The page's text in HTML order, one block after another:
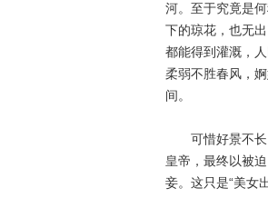
河。至于究竟是
下的琼花，也无
都能得到灌溉，
柔弱不胜春风，
间。
可惜好景不长
皇帝，最终以被
妾。这只是“美女